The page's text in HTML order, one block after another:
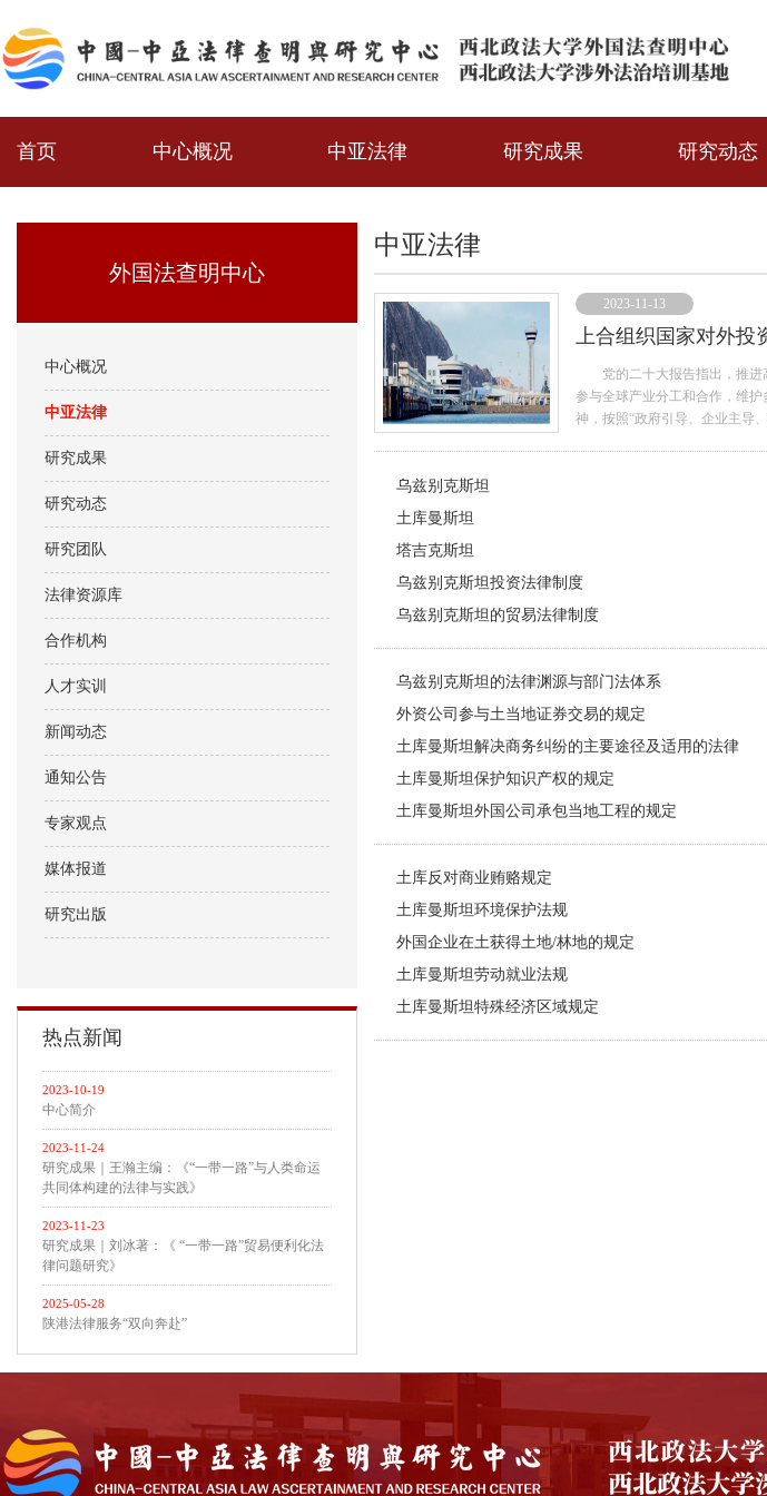
首页 中心概况 中亚法律 研究成果 研究动态
外国法查明中心
中心概况
中亚法律
研究成果
研究动态
研究团队
法律资源库
合作机构
人才实训
新闻动态
通知公告
专家观点
媒体报道
研究出版
热点新闻
2023-10-19
中心简介
2023-11-24
研究成果｜王瀚主编：《“一带一路”与人类命运
共同体构建的法律与实践》
2023-11-23
研究成果｜刘冰著：《 “一带一路”贸易便利化法
律问题研究》
2025-05-28
陕港法律服务“双向奔赴”
中亚法律
2023-11-13
上合组织国家对外投
党的二十大报告指出，推进高
参与全球产业分工和合作，维
神，按照“政府引导、企业主导
力量总司令和议会人民委员会
规则与国际惯例存在一定差别
要求外籍和本国劳务比例不高
市场环境。 中土友好关系源远
定将行稳致远，开启更加辉煌
库曼斯坦相关数字经济和绿色
出去、开展对外投资合作的企
乌兹别克斯坦
土库曼斯坦
塔吉克斯坦
乌兹别克斯坦投资法律制度
乌兹别克斯坦的贸易法律制度
乌兹别克斯坦的法律渊源与部门法体系
外资公司参与土当地证券交易的规定
土库曼斯坦解决商务纠纷的主要途径及适用的法律
土库曼斯坦保护知识产权的规定
土库曼斯坦外国公司承包当地工程的规定
土库反对商业贿赂规定
土库曼斯坦环境保护法规
外国企业在土获得土地/林地的规定
土库曼斯坦劳动就业法规
土库曼斯坦特殊经济区域规定